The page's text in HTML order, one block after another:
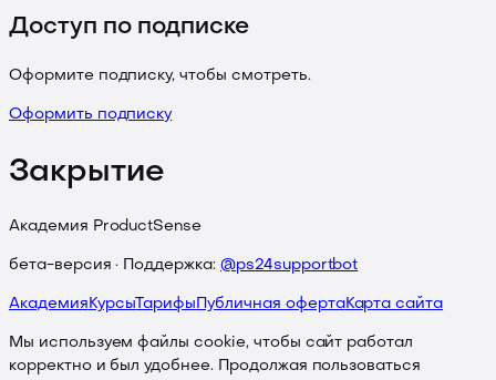
Доступ по подписке
Оформите подписку, чтобы смотреть.
Оформить подписку
Закрытие
Академия ProductSense
бета-версия · Поддержка: @ps24supportbot
Академия Курсы Тарифы Публичная офертаКарта сайта
Мы используем файлы cookie, чтобы сайт работал
корректно и был удобнее. Продолжая пользоваться